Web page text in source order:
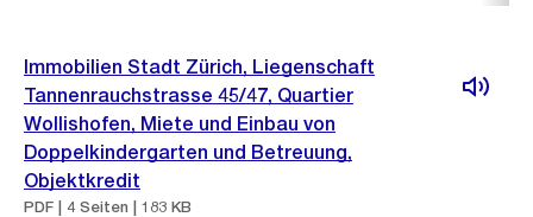
Immobilien Stadt Zürich, Liegenschaft
Tannenrauchstrasse 45/47, Quartier
Wollishofen, Miete und Einbau von
Doppelkindergarten und Betreuung,
Objektkredit
PDF | 4 Seiten | 183 KB